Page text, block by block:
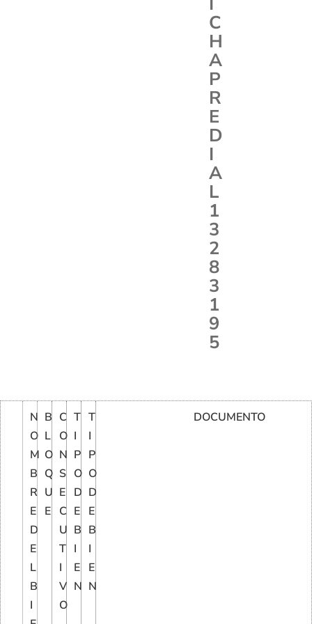
C
H
A
P
R
E
D
I
A
L
1
3
2
8
3
1
9
5
N
O
M
B
R
E
D
E
L
B
I
B
L
O
Q
U
E
C
O
N
S
E
C
U
T
I
V
O
T
I
P
O
D
E
B
I
E
N
T
I
P
O
D
E
B
I
E
N
DOCUMENTO